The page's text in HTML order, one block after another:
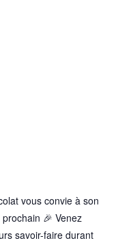
vous convie à son
🎉 Venez
savoir-faire durant